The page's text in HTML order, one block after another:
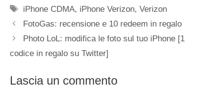
Tag
iPhone CDMA, iPhone Verizon,Verizon
FotoGas: recensione e 10 redeem in regalo
Photo LoL: modifica le foto sul tuo iPhone [1
codice in regalo su Twitter]
Lascia un commento